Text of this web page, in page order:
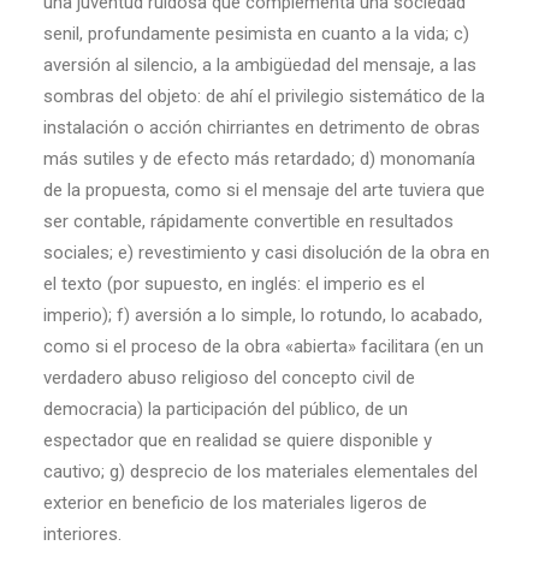
senil, profundamente pesimista en cuanto a la vida; c)
aversión al silencio, a la ambigüedad del mensaje, a las
sombras del objeto: de ahí el privilegio sistemático de la
instalación o acción chirriantes en detrimento de obras
más sutiles y de efecto más retardado; d) monomanía
de la propuesta, como si el mensaje del arte tuviera que
ser contable, rápidamente convertible en resultados
sociales; e) revestimiento y casi disolución de la obra en
el texto (por supuesto, en inglés: el imperio es el
imperio); f) aversión a lo simple, lo rotundo, lo acabado,
como si el proceso de la obra «abierta» facilitara (en un
verdadero abuso religioso del concepto civil de
democracia) la participación del público, de un
espectador que en realidad se quiere disponible y
cautivo; g) desprecio de los materiales elementales del
exterior en beneficio de los materiales ligeros de
interiores.